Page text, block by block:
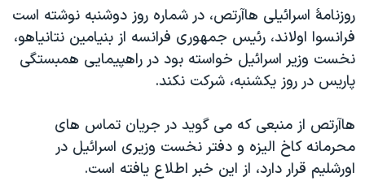
گالری عکس
آرشیو پخش زنده
اعتراضات زن، زندگی، آزادی
مجموعه مستندهای دادخواهی
تریبونال مردمی آبان ۹۸
چهل سال گروگان‌گیری
قانون شفافیت دارائی کادر رهبری ایران
اعتراضات مردمی آبان ۹۸
روزنامۀ اسرائيلی هاآرتص، در شماره روز دوشنبه نوشته است
فرانسوا اولاند، رئیس جمهوری فرانسه از بنیامین نتانياهو،
نخست وزیر اسرائیل خواسته بود در راهپيمايی همبستگی
پاریس در روز يکشنبه، شرکت نکند.
هاآرتص از منبعی که می گوید در جریان تماس های
محرمانه کاخ اليزه و دفتر نخست وزيری اسرائيل در
اورشليم قرار دارد، از این خبر اطلاع يافته است.